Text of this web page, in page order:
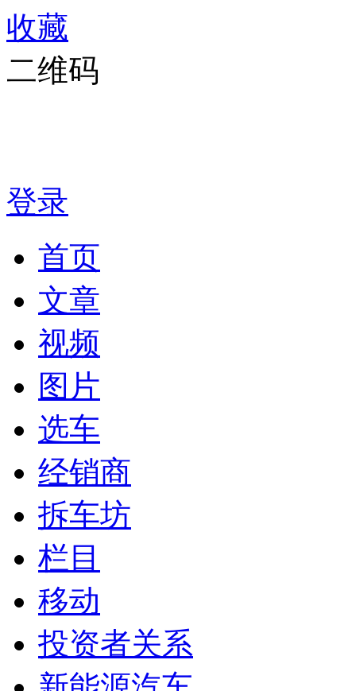
收藏
二维码
登录
首页
文章
视频
图片
选车
经销商
拆车坊
栏目
移动
投资者关系